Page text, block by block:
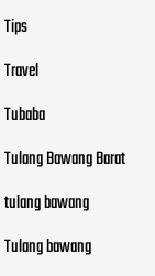
Tips
Travel
Tubaba
Tulang Bawang Barat
tulang bawang
Tulang bawang